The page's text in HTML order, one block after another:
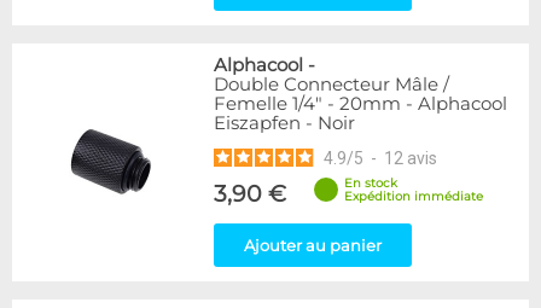
Alphacool -
Double Connecteur Mâle /
Femelle 1/4" - 20mm - Alphacool
Eiszapfen - Noir
4.9/5 - 12 avis
3,90 €
En stock
Expédition immédiate
Ajouter au panier